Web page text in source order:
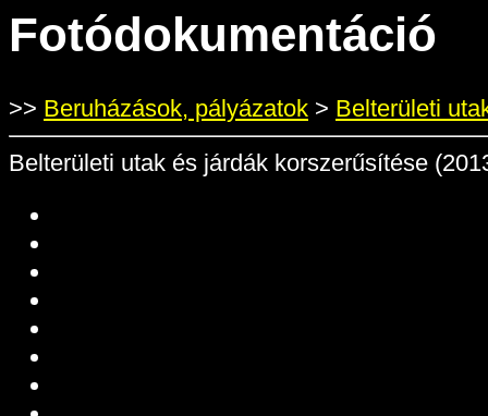
Fotódokumentáció
>> Beruházások, pályázatok > Belterületi
Belterületi utak és járdák korszerűsítése